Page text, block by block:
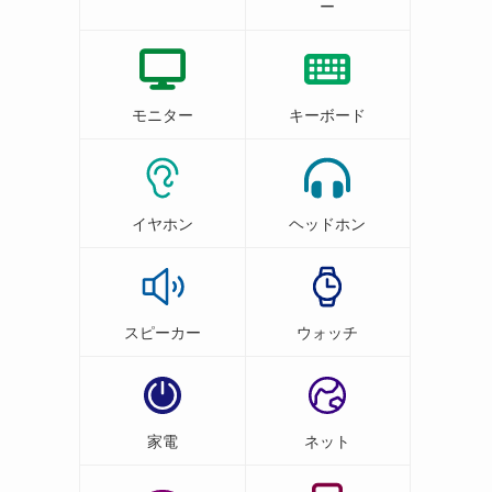
ー
モニター キーボード
イヤホン ヘッドホン
スピーカー ウォッチ
家電 ネット